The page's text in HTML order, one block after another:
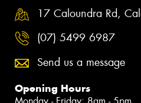
17 Caloundra Rd,
(07) 5499 6987
Send us a message
Opening Hours